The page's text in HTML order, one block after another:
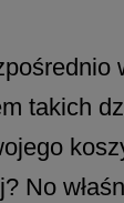
takich
No